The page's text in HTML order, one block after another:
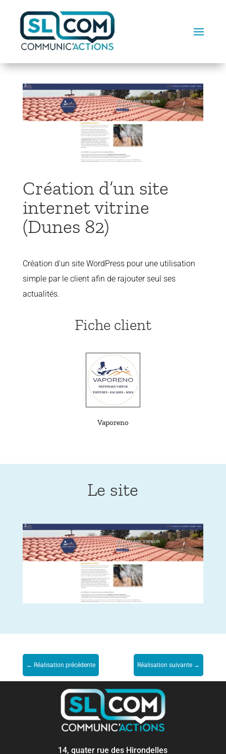
Création d’un site
internet vitrine
(Dunes 82)
Création d'un site WordPress pour une utilisation
simple par le client afin de rajouter seul ses
actualités.
Fiche client
Vaporeno
Le site
← Réalisation précédente Réalisation suivante →
14, quater rue des Hirondelles